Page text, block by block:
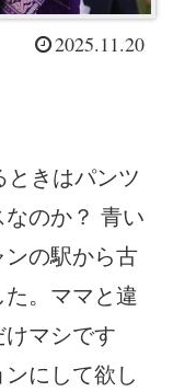
2025.11.20
ときはパンツ
のか？ 青い
の駅から古
。ママと違
マシです
にして欲し